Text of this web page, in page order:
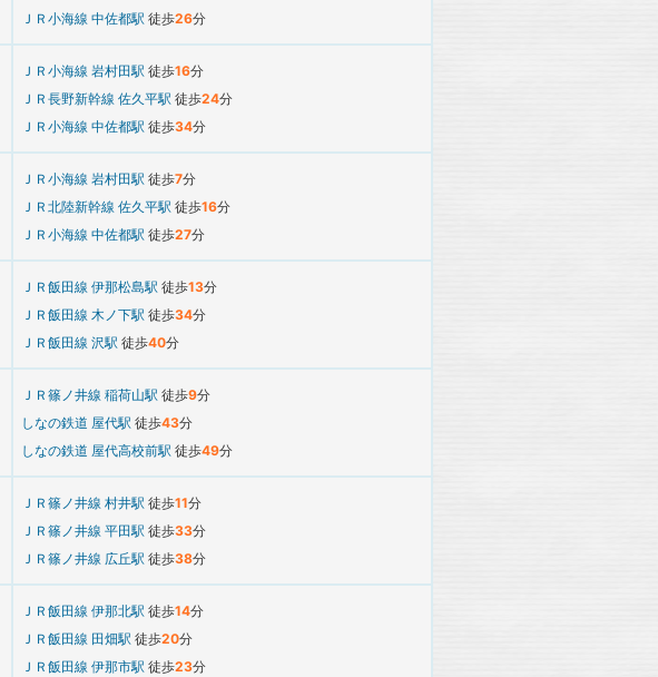
ＪＲ小海線 中佐都駅 徒歩26分
ＪＲ小海線 岩村田駅 徒歩16分
ＪＲ長野新幹線 佐久平駅 徒歩24分
ＪＲ小海線 中佐都駅 徒歩34分
ＪＲ小海線 岩村田駅 徒歩7分
ＪＲ北陸新幹線 佐久平駅 徒歩16分
ＪＲ小海線 中佐都駅 徒歩27分
ＪＲ飯田線 伊那松島駅 徒歩13分
ＪＲ飯田線 木ノ下駅 徒歩34分
ＪＲ飯田線 沢駅 徒歩40分
ＪＲ篠ノ井線 稲荷山駅 徒歩9分
しなの鉄道 屋代駅 徒歩43分
しなの鉄道 屋代高校前駅 徒歩49分
ＪＲ篠ノ井線 村井駅 徒歩11分
ＪＲ篠ノ井線 平田駅 徒歩33分
ＪＲ篠ノ井線 広丘駅 徒歩38分
ＪＲ飯田線 伊那北駅 徒歩14分
ＪＲ飯田線 田畑駅 徒歩20分
ＪＲ飯田線 伊那市駅 徒歩23分